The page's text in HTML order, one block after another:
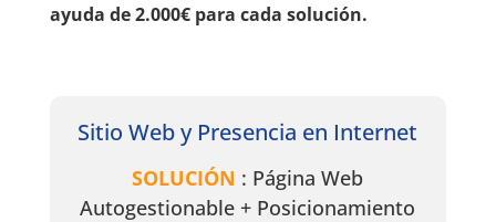
ayuda de 2.000€ para cada solución.
Sitio Web y Presencia en Internet
SOLUCIÓN : Página Web
Autogestionable + Posicionamiento